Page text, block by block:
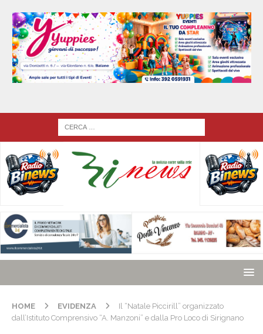
HOME EVIDENZA
Il “Natale Piccirill” organizzato
dall’Istituto Comprensivo “A. Manzoni” e dalla Pro Loco di Sirignano